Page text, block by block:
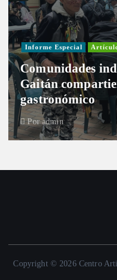
Informe Especial
Comunidades
Gaitán
gastronómico
Por admin
Copyright © 2026 Centro